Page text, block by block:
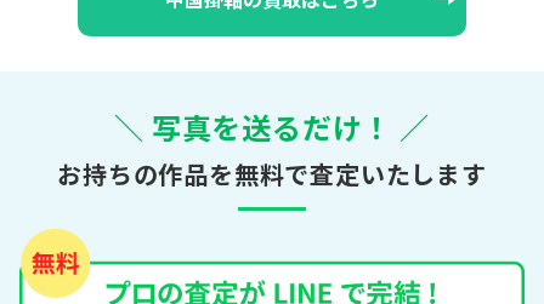
＼ 写真を送るだけ！ ／
お持ちの作品を無料で査定いたします